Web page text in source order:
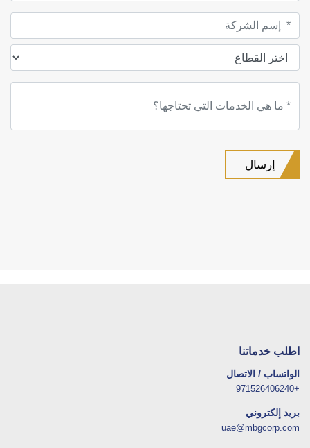
اطلب خدماتنا
الواتساب / الاتصال
+971526406240
بريد إلكتروني
uae@mbgcorp.com